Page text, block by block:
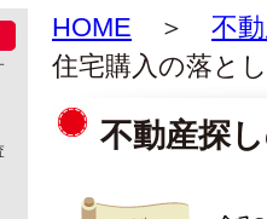
HOME ＞ 不
住宅購入の落と
不動産探